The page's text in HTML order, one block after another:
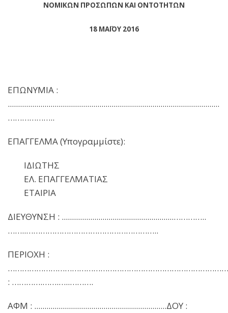
ΝΟΜΙΚΩΝ ΠΡΟΣΩΠΩΝ ΚΑΙ ΟΝΤΟΤΗΤΩΝ
18 ΜΑΪΟΥ 2016
ΕΠΩΝΥΜΙΑ :
........................................................................................................
………………..
ΕΠΑΓΓΕΛΜΑ (Υπογραμμίστε):
ΙΔΙΩΤΗΣ
ΕΛ. ΕΠΑΓΓΕΛΜΑΤΙΑΣ
ΕΤΑΙΡΙΑ
ΔΙΕΥΘΥΝΣΗ : .......................................................…………..
……..………………………………………………..
ΠΕΡΙΟΧΗ :
: ………….…….…..……….
ΑΦΜ : .................................................................ΔΟΥ :